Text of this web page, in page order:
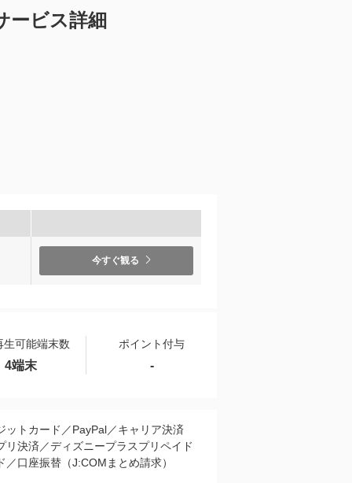
ービス詳細
今すぐ観る
生可能端末数 ポイント付与
4端末 -
ットカード／PayPal／キャリア決済
リ決済／ディズニープラスプリペイド
／口座振替（J:COMまとめ請求）